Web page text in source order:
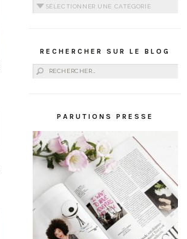
Catégories
RECHERCHER SUR LE BLOG
Rechercher :
PARUTIONS PRESSE